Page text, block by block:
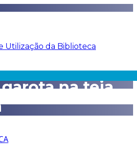
Utilização da Biblioteca
na teia